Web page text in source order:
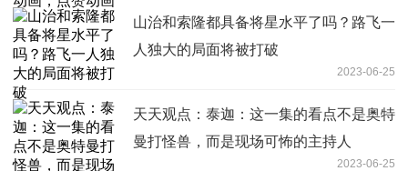
山治和索隆都具备将星水平了吗？路飞一
人独大的局面将被打破
2023-06-25
天天观点：泰迦：这一集的看点不是奥特
曼打怪兽，而是现场可怖的主持人
2023-06-25